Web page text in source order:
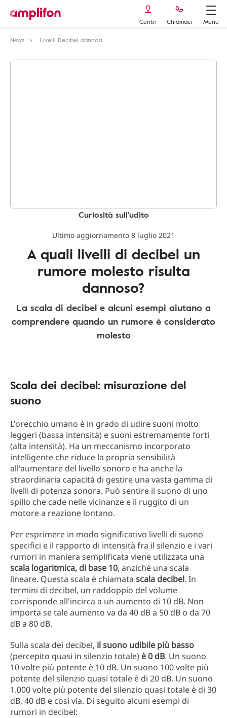
Centri Chiamaci
Menu
News
Livelli Decibel dannosi
Curiosità sull'udito
Ultimo aggiornamento 8 luglio 2021
A quali livelli di decibel un
rumore molesto risulta
dannoso?
La scala di decibel e alcuni esempi aiutano a
comprendere quando un rumore è considerato
molesto
Scala dei decibel: misurazione del
suono
L'orecchio umano è in grado di udire suoni molto
leggeri (bassa intensità) e suoni estremamente forti
(alta intensità). Ha un meccanismo incorporato
intelligente che riduce la propria sensibilità
all'aumentare del livello sonoro e ha anche la
straordinaria capacità di gestire una vasta gamma di
livelli di potenza sonora. Può sentire il suono di uno
spillo che cade nelle vicinanze e il ruggito di un
motore a reazione lontano.
Per esprimere in modo significativo livelli di suono
specifici e il rapporto di intensità fra il silenzio e i vari
rumori in maniera semplificata viene utilizzata una
scala logaritmica, di base 10, anziché una scala
lineare. Questa scala è chiamata scala decibel. In
termini di decibel, un raddoppio del volume
corrisponde all'incirca a un aumento di 10 dB. Non
importa se tale aumento va da 40 dB a 50 dB o da 70
dB a 80 dB.
Sulla scala dei decibel, il suono udibile più basso
(percepito quasi in silenzio totale) è 0 dB. Un suono
10 volte più potente è 10 dB. Un suono 100 volte più
potente del silenzio quasi totale è di 20 dB. Un suono
1.000 volte più potente del silenzio quasi totale è di 30
dB, 40 dB e così via. Di seguito alcuni esempi di
rumori in decibel: